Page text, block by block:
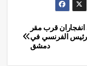
قرب مقر
الفرنسي في
دمشق